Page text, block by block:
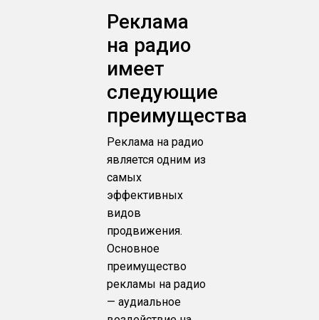
Реклама
на радио
имеет
следующие
преимущества
Реклама на радио
является одним из
самых
эффективных
видов
продвижения.
Основное
преимущество
рекламы на радио
— аудиальное